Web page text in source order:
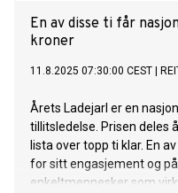
En av disse ti får
kroner
11.8.2025 07:30:00 CEST
Årets Ladejarl er en
tillitsledelse. Prisen deles
lista over topp ti klar. En
for sitt engasjement og
enkeltmennesker som